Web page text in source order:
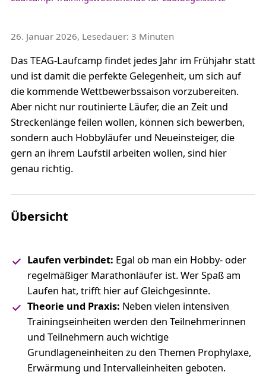
26. Januar 2026, Lesedauer: 3 Minuten
Das TEAG-Laufcamp findet jedes Jahr im Frühjahr statt
und ist damit die perfekte Gelegenheit, um sich auf
die kommende Wettbewerbssaison vorzubereiten.
Aber nicht nur routinierte Läufer, die an Zeit und
Streckenlänge feilen wollen, können sich bewerben,
sondern auch Hobbyläufer und Neueinsteiger, die
gern an ihrem Laufstil arbeiten wollen, sind hier
genau richtig.
Übersicht
Laufen verbindet: Egal ob man ein Hobby- oder
regelmäßiger Marathonläufer ist. Wer Spaß am
Laufen hat, trifft hier auf Gleichgesinnte.
Theorie und Praxis: Neben vielen intensiven
Trainingseinheiten werden den Teilnehmerinnen
und Teilnehmern auch wichtige
Grundlageneinheiten zu den Themen Prophylaxe,
Erwärmung und Intervalleinheiten geboten.